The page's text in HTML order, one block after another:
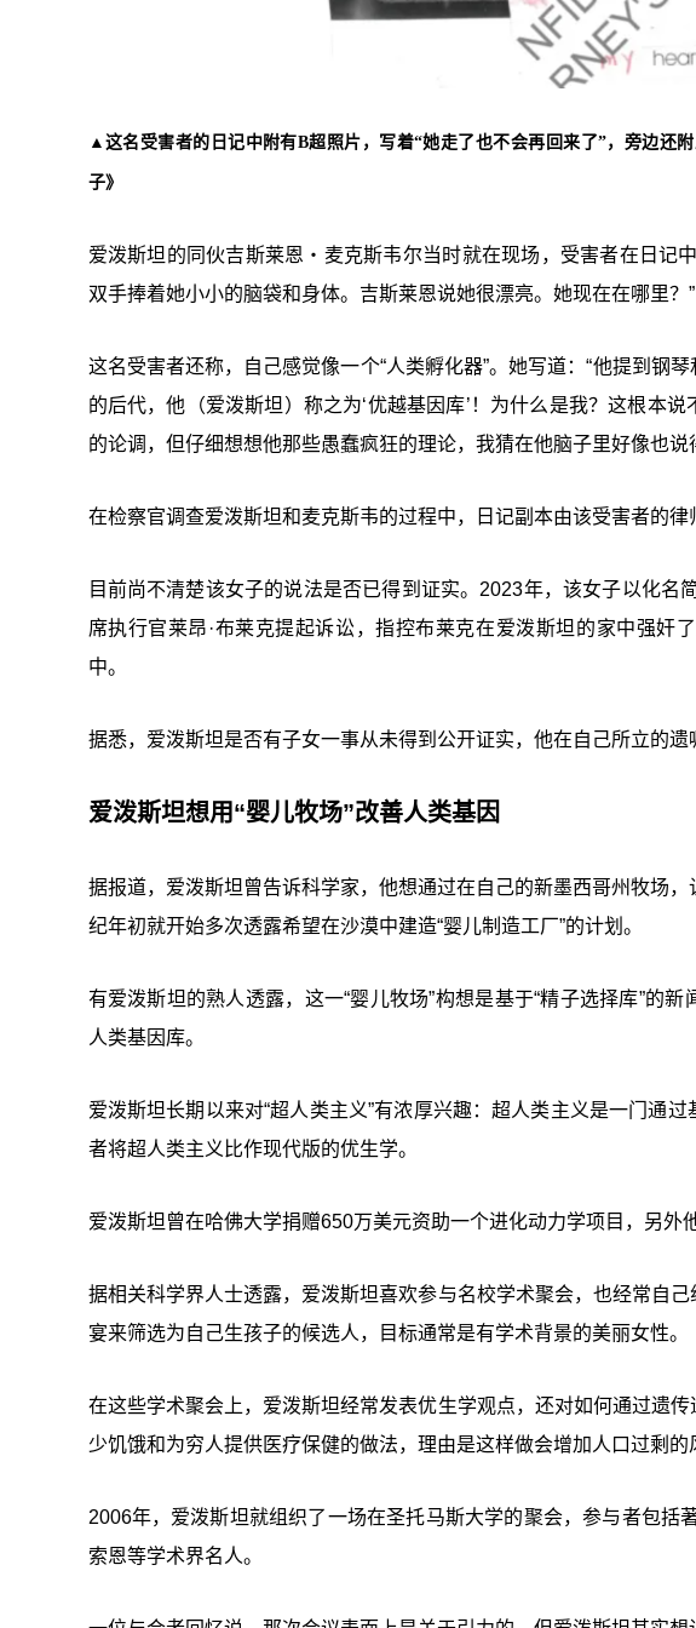
▲这名受害者的日记中附有B超照片，写着“她走了也不会再回来了”，旁边还
子》
爱泼斯坦的同伙吉斯莱恩・麦克斯韦尔当时就在现场，受害者在日记
双手捧着她小小的脑袋和身体。吉斯莱恩说她很漂亮。她现在在哪里？”
这名受害者还称，自己感觉像一个“人类孵化器”。她写道：“他提到钢
的后代，他（爱泼斯坦）称之为‘优越基因库’！为什么是我？这根本
的论调，但仔细想想他那些愚蠢疯狂的理论，我猜在他脑子里好像也说
在检察官调查爱泼斯坦和麦克斯韦的过程中，日记副本由该受害者的律
目前尚不清楚该女子的说法是否已得到证实。2023年，该女子以化名
席执行官莱昂·布莱克提起诉讼，指控布莱克在爱泼斯坦的家中强奸
中。
据悉，爱泼斯坦是否有子女一事从未得到公开证实，他在自己所立的遗
爱泼斯坦想用“婴儿牧场”改善人类基因
据报道，爱泼斯坦曾告诉科学家，他想通过在自己的新墨西哥州牧场
纪年初就开始多次透露希望在沙漠中建造“婴儿制造工厂”的计划。
有爱泼斯坦的熟人透露，这一“婴儿牧场”构想是基于“精子选择库”的
人类基因库。
爱泼斯坦长期以来对“超人类主义”有浓厚兴趣：超人类主义是一门通
者将超人类主义比作现代版的优生学。
爱泼斯坦曾在哈佛大学捐赠650万美元资助一个进化动力学项目，另外
据相关科学界人士透露，爱泼斯坦喜欢参与名校学术聚会，也经常自
宴来筛选为自己生孩子的候选人，目标通常是有学术背景的美丽女性。
在这些学术聚会上，爱泼斯坦经常发表优生学观点，还对如何通过遗
少饥饿和为穷人提供医疗保健的做法，理由是这样做会增加人口过剩的
2006年，爱泼斯坦就组织了一场在圣托马斯大学的聚会，参与者包括
索恩等学术界名人。